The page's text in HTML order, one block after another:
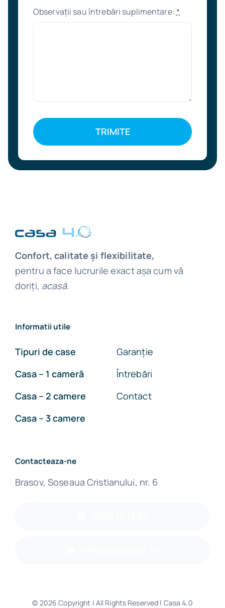
Observații sau întrebări suplimentare: *
TRIMITE
Confort, calitate și flexibilitate,
pentru a face lucrurile exact așa cum vă
doriți, acasă.
Informatii utile
Tipuri de case
Casa – 1 cameră
Casa – 2 camere
Casa – 3 camere
Garanție
Întrebări
Contact
Contacteaza-ne
Brasov, Soseaua Cristianului, nr. 6
© 2026 Copyright | All Rights Reserved | Casa 4.0